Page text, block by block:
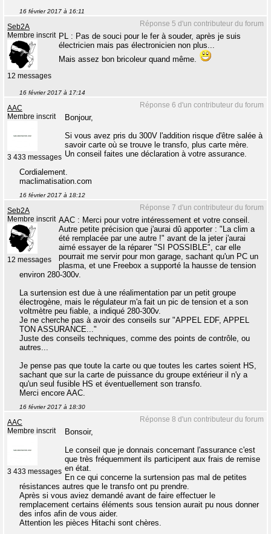
16 février 2017 à 16:11
Réponse 5 d'un contributeur du forum
Seb2A
Membre inscrit
12 messages
PL : Pas de souci pour le fer à souder, après je suis
électricien mais pas électronicien non plus...
Mais assez bon bricoleur quand même.
16 février 2017 à 17:14
Réponse 6 d'un contributeur du forum
AAC
Membre inscrit
3 433 messages
Bonjour,
Si vous avez pris du 300V l'addition risque d'être salée à
savoir carte où se trouve le transfo, plus carte mère.
Un conseil faites une déclaration à votre assurance.
Cordialement.
maclimatisation.com
16 février 2017 à 18:12
Réponse 7 d'un contributeur du forum
Seb2A
Membre inscrit
12 messages
AAC : Merci pour votre intéressement et votre conseil.
Autre petite précision que j'aurai dû apporter : "La clim a
été remplacée par une autre !" avant de la jeter j'aurai
aimé essayer de la réparer "SI POSSIBLE", car elle
pourrait me servir pour mon garage, sachant qu'un PC un
plasma, et une Freebox a supporté la hausse de tension
environ 280-300v.
La surtension est due à une réalimentation par un petit groupe
électrogène, mais le régulateur m'a fait un pic de tension et a son
voltmètre peu fiable, a indiqué 280-300v.
Je ne cherche pas à avoir des conseils sur "APPEL EDF, APPEL
TON ASSURANCE..."
Juste des conseils techniques, comme des points de contrôle, ou
autres...
Je pense pas que toute la carte ou que toutes les cartes soient HS,
sachant que sur la carte de puissance du groupe extérieur il n'y a
qu'un seul fusible HS et éventuellement son transfo.
Merci encore AAC.
16 février 2017 à 18:30
Réponse 8 d'un contributeur du forum
AAC
Membre inscrit
3 433 messages
Bonsoir,
Le conseil que je donnais concernant l'assurance c'est
que très fréquemment ils participent aux frais de remise
en état.
En ce qui concerne la surtension pas mal de petites
résistances autres que le transfo ont pu prendre.
Après si vous aviez demandé avant de faire effectuer le
remplacement certains éléments sous tension aurait pu nous donner
des infos afin de vous aider.
Attention les pièces Hitachi sont chères.